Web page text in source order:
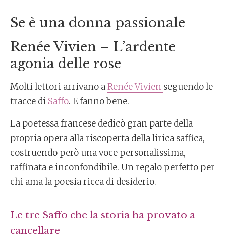
Se è una donna passionale
Renée Vivien – L’ardente
agonia delle rose
Molti lettori arrivano aRenée Vivien seguendo le
tracce di Saffo. E fanno bene.
La poetessa francese dedicò gran parte della
propria opera alla riscoperta della lirica saffica,
costruendo però una voce personalissima,
raffinata e inconfondibile. Un regalo perfetto per
chi ama la poesia ricca di desiderio.
Le tre Saffo che la storia ha provato a
cancellare